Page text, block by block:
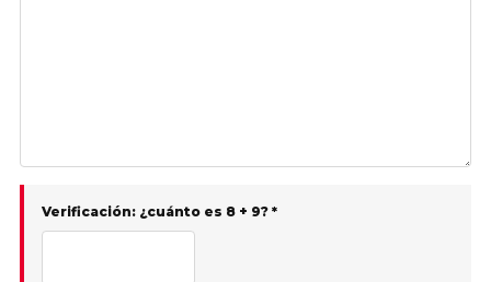
Verificación: ¿cuánto es 8 + 9? *